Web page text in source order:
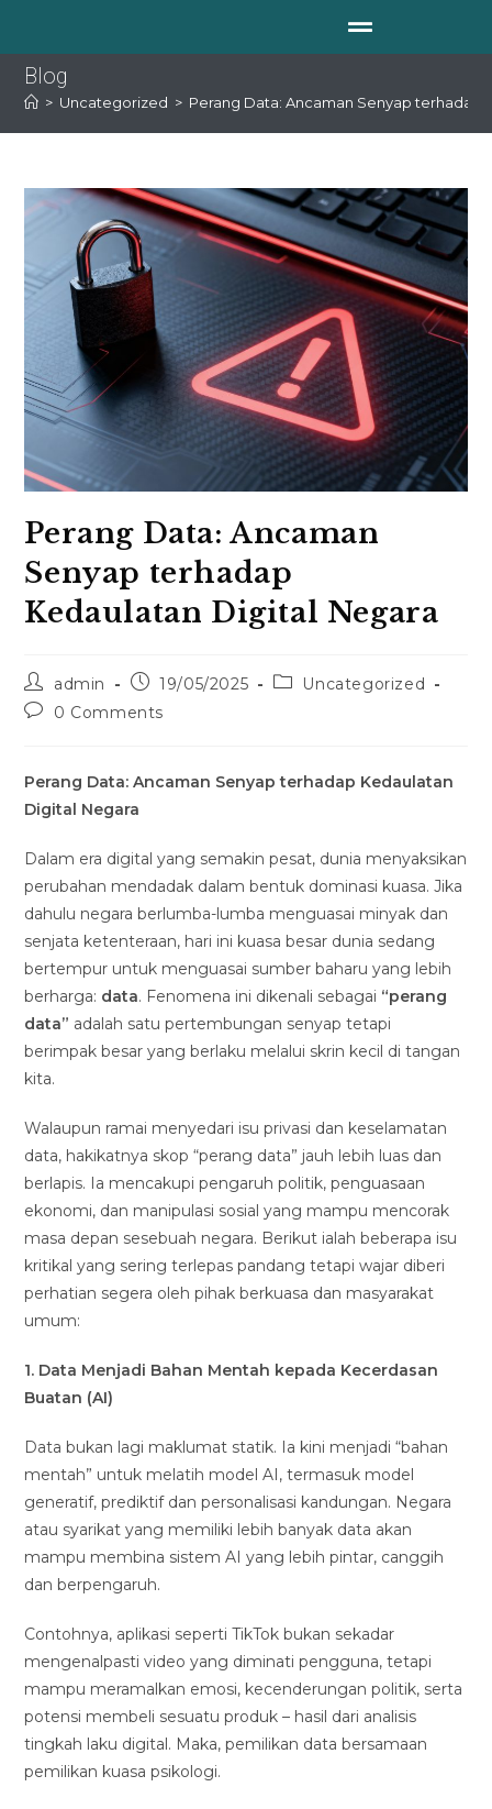
Blog
> Uncategorized > Perang Data: Ancaman Senyap terhadap
Perang Data: Ancaman
Senyap terhadap
Kedaulatan Digital Negara
admin 19/05/2025
Uncategorized
0 Comments
Perang Data: Ancaman Senyap terhadap Kedaulatan
Digital Negara
Dalam era digital yang semakin pesat, dunia menyaksikan
perubahan mendadak dalam bentuk dominasi kuasa. Jika
dahulu negara berlumba-lumba menguasai minyak dan
senjata ketenteraan, hari ini kuasa besar dunia sedang
bertempur untuk menguasai sumber baharu yang lebih
berharga: data. Fenomena ini dikenali sebagai “perang
data” adalah satu pertembungan senyap tetapi
berimpak besar yang berlaku melalui skrin kecil di tangan
kita.
Walaupun ramai menyedari isu privasi dan keselamatan
data, hakikatnya skop “perang data” jauh lebih luas dan
berlapis. Ia mencakupi pengaruh politik, penguasaan
ekonomi, dan manipulasi sosial yang mampu mencorak
masa depan sesebuah negara. Berikut ialah beberapa isu
kritikal yang sering terlepas pandang tetapi wajar diberi
perhatian segera oleh pihak berkuasa dan masyarakat
umum:
1. Data Menjadi Bahan Mentah kepada Kecerdasan
Buatan (AI)
Data bukan lagi maklumat statik. Ia kini menjadi “bahan
mentah” untuk melatih model AI, termasuk model
generatif, prediktif dan personalisasi kandungan. Negara
atau syarikat yang memiliki lebih banyak data akan
mampu membina sistem AI yang lebih pintar, canggih
dan berpengaruh.
Contohnya, aplikasi seperti TikTok bukan sekadar
mengenalpasti video yang diminati pengguna, tetapi
mampu meramalkan emosi, kecenderungan politik, serta
potensi membeli sesuatu produk – hasil dari analisis
tingkah laku digital. Maka, pemilikan data bersamaan
pemilikan kuasa psikologi.